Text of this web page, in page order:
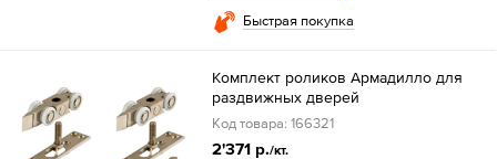
Быстрая покупка
Комплект роликов Армадилло для
раздвижных дверей
Код товара: 166321
2'371 р./кт.